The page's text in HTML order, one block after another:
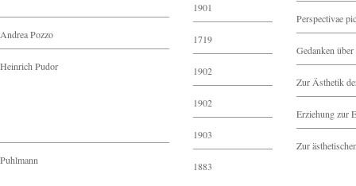
Andrea Pozzo
Heinrich Pudor
Puhlmann
1901
1719
1902
1902
1903
1883
Perspectivae
Gedanken
Zur Ästhetik
Erziehung zur
Zur